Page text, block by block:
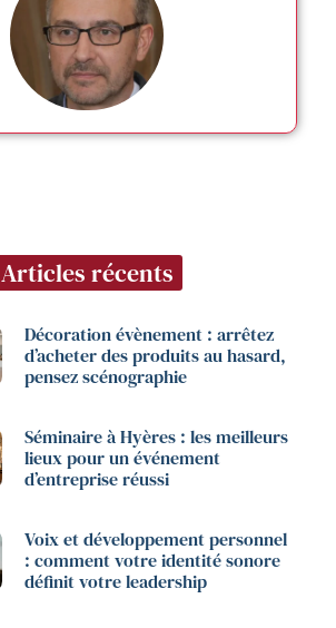
Articles récents
Décoration évènement : arrêtez
d’acheter des produits au hasard,
pensez scénographie
Séminaire à Hyères : les meilleurs
lieux pour un événement
d’entreprise réussi
Voix et développement personnel
: comment votre identité sonore
définit votre leadership